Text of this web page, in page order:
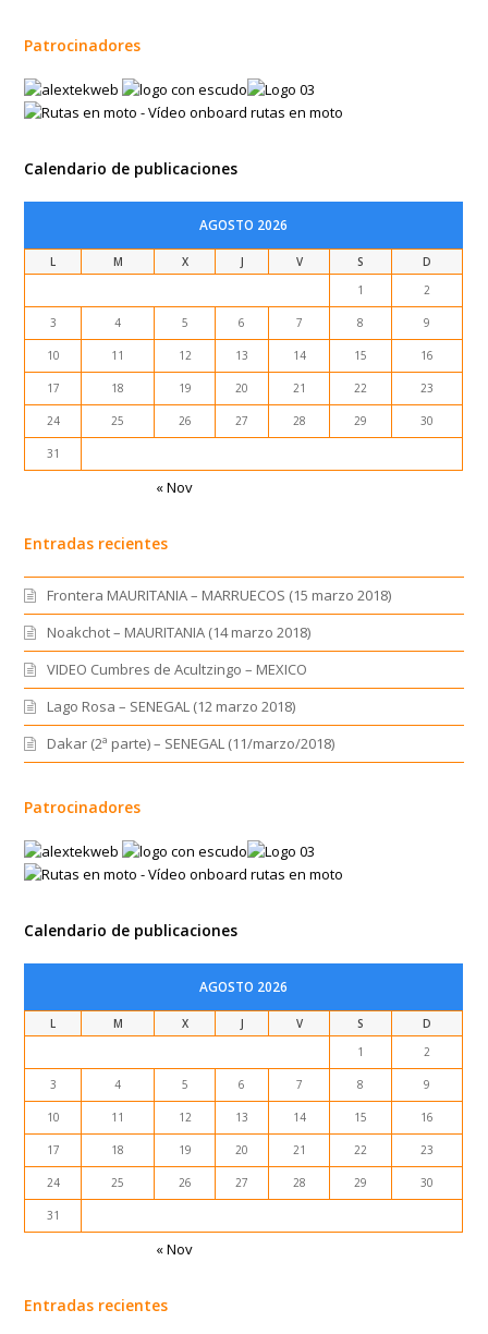
Patrocinadores
Calendario de publicaciones
AGOSTO 2026
L M X J V S
D
1
2
3 4 5 6 7 8 9
10 11 12 13 14 15 16
17 18 19 20 21 22 23
24 25 26 27 28 29 30
31
« Nov
Entradas recientes
Frontera MAURITANIA – MARRUECOS (15 marzo 2018)
Noakchot – MAURITANIA (14 marzo 2018)
VIDEO Cumbres de Acultzingo – MEXICO
Lago Rosa – SENEGAL (12 marzo 2018)
Dakar (2ª parte) – SENEGAL (11/marzo/2018)
Patrocinadores
Calendario de publicaciones
AGOSTO 2026
L M X J V S
D
1
2
3 4 5 6 7 8 9
10 11 12 13 14 15 16
17 18 19 20 21 22 23
24 25 26 27 28 29 30
31
« Nov
Entradas recientes